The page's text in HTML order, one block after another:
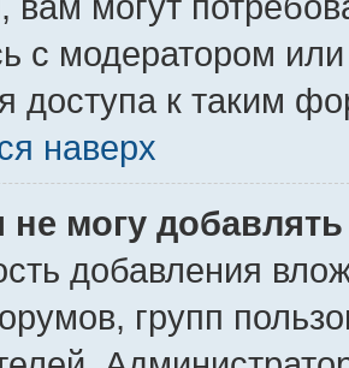
с модератором
доступа к таким
наверх
не могу
добавления
групп